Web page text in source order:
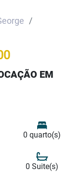
EM
0 quarto(s)
0 Suite(s)